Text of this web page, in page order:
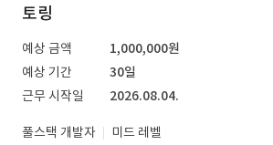
토링
예상 금액
1,000,000원
예상 기간
30일
근무 시작일
2026.08.04.
풀스택 개발자 미드 레벨